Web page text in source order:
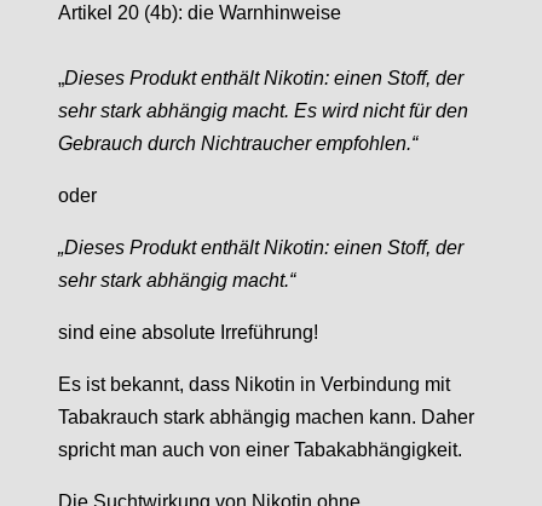
Artikel 20 (4b): die Warnhinweise
„Dieses Produkt enthält Nikotin: einen Stoff, der
sehr stark abhängig macht. Es wird nicht für den
Gebrauch durch Nichtraucher empfohlen.“
oder
„Dieses Produkt enthält Nikotin: einen Stoff, der
sehr stark abhängig macht.“
sind eine absolute Irreführung!
Es ist bekannt, dass Nikotin in Verbindung mit
Tabakrauch stark abhängig machen kann. Daher
spricht man auch von einer Tabakabhängigkeit.
Die Suchtwirkung von Nikotin ohne